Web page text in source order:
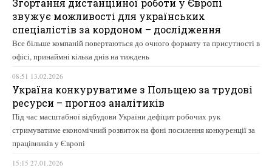
звужує можливості для українських
спеціалістів за кордоном – дослідження
Все більше компаній повертаються до очного формату та присутності в
офісі, принаймні кілька днів на тиждень
08:51 13.02.2026
Україна конкуруватиме з Польщею за трудові
ресурси – прогноз аналітиків
Під час масштабної відбудови України дефіцит робочих рук
стримуватиме економічний розвиток на фоні посилення конкуренції за
працівників у Європі
15:15 27.01.2026